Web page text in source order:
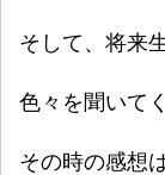
そして、将来
色々を聞いて
その時の感想